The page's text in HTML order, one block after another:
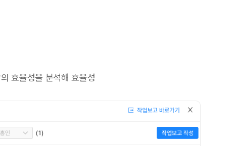
효율성을 분석해 효율성